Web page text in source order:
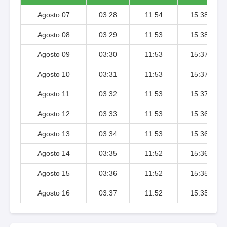
Agosto 07 03:28 11:54 15:38
Agosto 08 03:29 11:53 15:38
Agosto 09 03:30 11:53 15:37
Agosto 10 03:31 11:53 15:37
Agosto 11 03:32 11:53 15:37
Agosto 12 03:33 11:53 15:36
Agosto 13 03:34 11:53 15:36
Agosto 14 03:35 11:52 15:36
Agosto 15 03:36 11:52 15:35
Agosto 16 03:37 11:52 15:35